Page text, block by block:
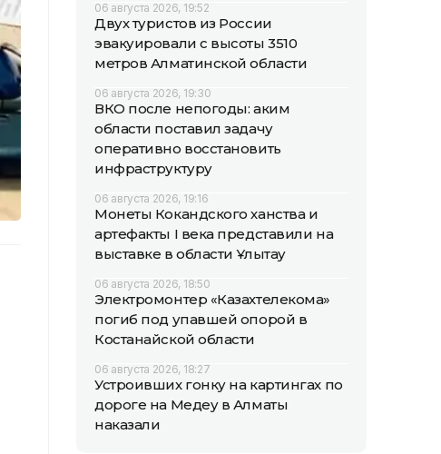
06 августа 2026, 19:52
Двух туристов из России
эвакуировали с высоты 3510
метров Алматинской области
06 августа 2026, 19:30
ВКО после непогоды: аким
области поставил задачу
оперативно восстановить
инфраструктуру
06 августа 2026, 19:16
Монеты Кокандского ханства и
артефакты I века представили на
выставке в области Ұлытау
06 августа 2026, 18:50
Электромонтер «Казахтелекома»
погиб под упавшей опорой в
Костанайской области
06 августа 2026, 18:27
Устроивших гонку на картингах по
дороге на Медеу в Алматы
наказали